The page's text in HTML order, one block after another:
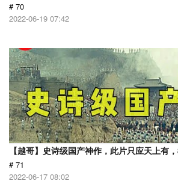
# 70
2022-06-19 07:42
【越哥】史诗级国产神作，此片只应天上有
# 71
2022-06-17 08:02